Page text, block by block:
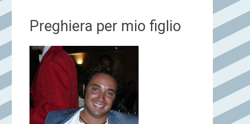
Preghiera per mio figlio